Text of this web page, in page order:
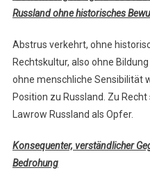
Russland ohne historisches
Abstrus verkehrt, ohne
Rechtskultur, also ohne
ohne menschliche Sensibilität
Position zu Russland. Zu
Lawrow Russland als Opfer.
Konsequenter, verständlicher
Bedrohung